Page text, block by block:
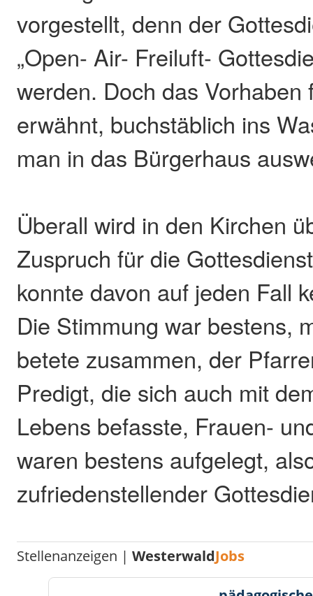
vorgestellt, denn der
„Open- Air- Freiluft-
werden. Doch das Vorhaben
erwähnt, buchstäblich ins
man in das Bürgerhaus
Überall wird in den Kirchen
Zuspruch für die
konnte davon auf jeden Fall
Die Stimmung war bestens,
betete zusammen, der
Predigt, die sich auch mit
Lebens befasste, Frauen-
waren bestens aufgelegt,
zufriedenstellender
Stellenanzeigen |WesterwaldJobs